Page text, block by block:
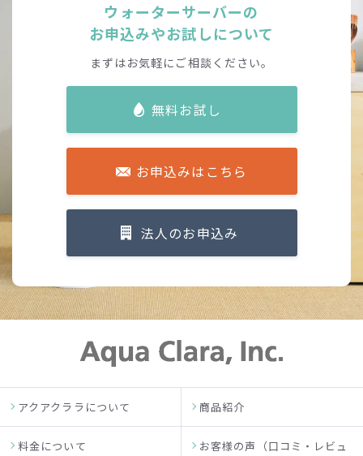
ウォーターサーバーの
お申込みやお試しについて
まずはお気軽にご相談ください。
無料お試し
お申込みはこちら
法人のお申込み
アクアクララについて 商品紹介
料金について
お客様の声（口コミ・レビュ